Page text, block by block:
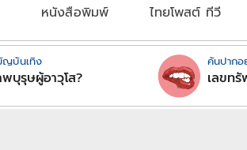
หนังสือพิมพ์ ไทยโพสต์ ทีวี
ญบันเทิง
บุรุษผู้อาวุโส?
คันปากอ
เลขท